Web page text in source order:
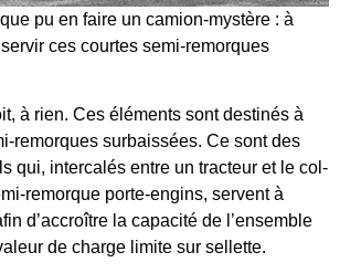
pu en faire un camion-mystère : à
ces courtes semi-remorques
à rien. Ces éléments sont destinés à
remorques surbaissées. Ce sont des
qui, intercalés entre un tracteur et le col-
remorque porte-engins, servent à
d’accroître la capacité de l’ensemble
de charge limite sur sellette.